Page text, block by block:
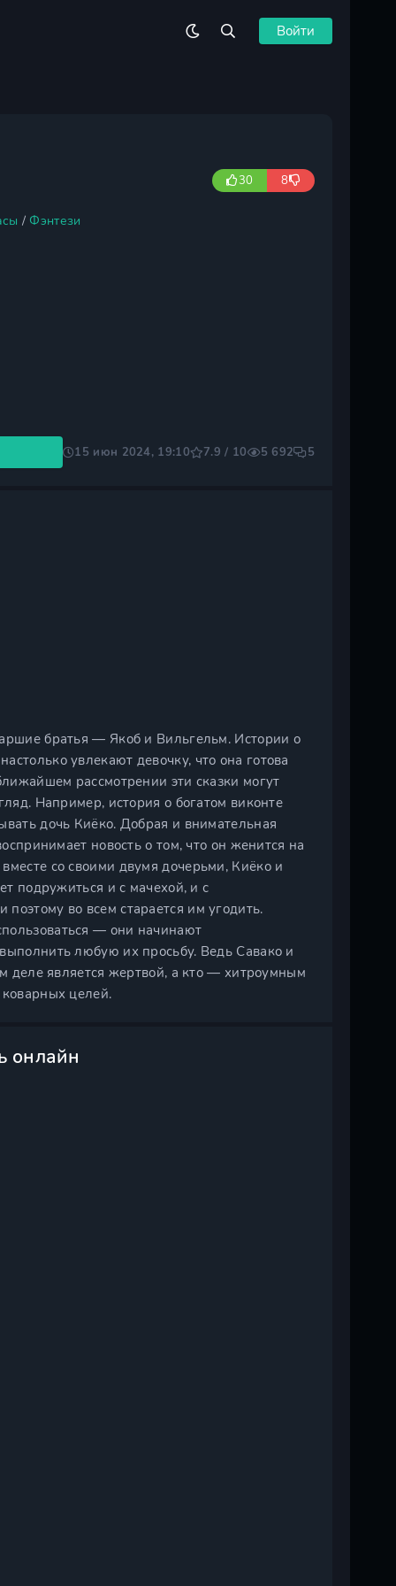
Войти
30 8
/ Фэнтези
15 июн 2024, 19:10 7.9 / 10 5 692 5
братья — Якоб и Вильгельм. Истории о
увлекают девочку, что она готова
рассмотрении эти сказки могут
Например, история о богатом виконте
дочь Киёко. Добрая и внимательная
новость о том, что он женится на
со своими двумя дочерьми, Киёко и
подружиться и с мачехой, и с
во всем старается им угодить.
— они начинают
любую их просьбу. Ведь Савако и
деле является жертвой, а кто — хитроумным
целей.
онлайн